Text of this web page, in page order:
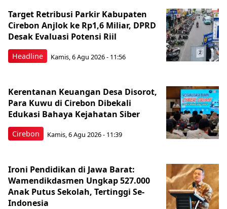
Headline
Target Retribusi Parkir Kabupaten
Cirebon Anjlok ke Rp1,6 Miliar, DPRD
Desak Evaluasi Potensi Riil
Kamis, 6 Agu 2026 - 11:56
Cirebon
Kerentanan Keuangan Desa Disorot,
Para Kuwu di Cirebon Dibekali
Edukasi Bahaya Kejahatan Siber
Kamis, 6 Agu 2026 - 11:39
Ironi Pendidikan di Jawa Barat:
Wamendikdasmen Ungkap 527.000
Anak Putus Sekolah, Tertinggi Se-
Indonesia